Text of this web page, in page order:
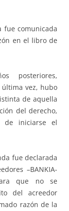
fue comunicada
en el libro de
posteriores,
vez, hubo
de aquella
del derecho,
de iniciarse el
fue declarada
–BANKIA-
que no se
del acreedor
razón de la